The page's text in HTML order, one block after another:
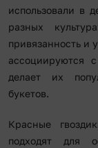
использовали в
разных
привязанность и
ассоциируются
делает их
букетов.
Красные
подходят для